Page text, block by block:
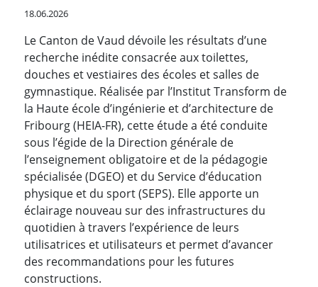
Publié le
18.06.2026
Le Canton de Vaud dévoile les résultats d’une
recherche inédite consacrée aux toilettes,
douches et vestiaires des écoles et salles de
gymnastique. Réalisée par l’Institut Transform de
la Haute école d’ingénierie et d’architecture de
Fribourg (HEIA-FR), cette étude a été conduite
sous l’égide de la Direction générale de
l’enseignement obligatoire et de la pédagogie
spécialisée (DGEO) et du Service d’éducation
physique et du sport (SEPS). Elle apporte un
éclairage nouveau sur des infrastructures du
quotidien à travers l’expérience de leurs
utilisatrices et utilisateurs et permet d’avancer
des recommandations pour les futures
constructions.